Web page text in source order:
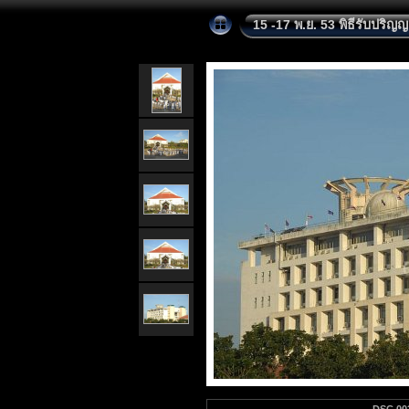
15 -17 พ.ย. 53 พิธีรับปริญ